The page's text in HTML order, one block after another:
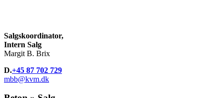
Salgskoordinator,
Intern Salg
Margit B. Brix
D.+45 87 702 729
mbb@kvm.dk